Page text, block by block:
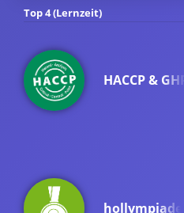
Top 4 (Lernzeit)
HACCP & GHP
hollympiade